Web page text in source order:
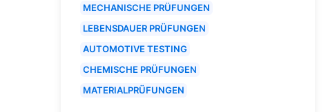
MECHANISCHE PRÜFUNGEN
LEBENSDAUER PRÜFUNGEN
AUTOMOTIVE TESTING
CHEMISCHE PRÜFUNGEN
MATERIALPRÜFUNGEN